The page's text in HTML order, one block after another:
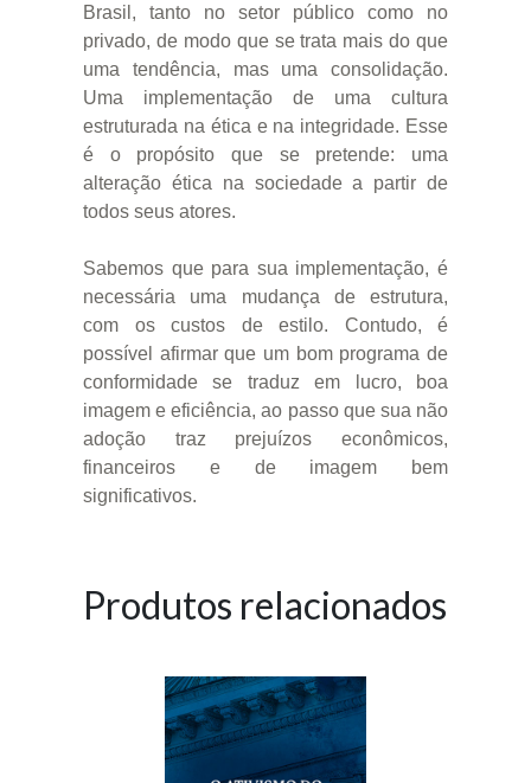
Brasil, tanto no setor público como no
privado, de modo que se trata mais do que
uma tendência, mas uma consolidação.
Uma implementação de uma cultura
estruturada na ética e na integridade. Esse
é o propósito que se pretende: uma
alteração ética na sociedade a partir de
todos seus atores.
Sabemos que para sua implementação, é
necessária uma mudança de estrutura,
com os custos de estilo. Contudo, é
possível afirmar que um bom programa de
conformidade se traduz em lucro, boa
imagem e eficiência, ao passo que sua não
adoção traz prejuízos econômicos,
financeiros e de imagem bem
significativos.
Produtos relacionados